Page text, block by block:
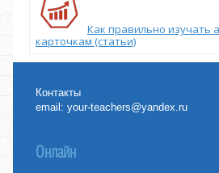
Как правильно изучать
карточкам (статьи)
Контакты
email:your-teachers@yandex.ru
Онлайн